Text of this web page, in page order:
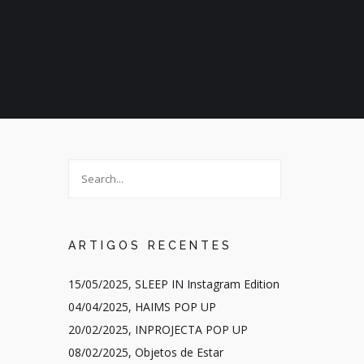
ARTIGOS RECENTES
15/05/2025, SLEEP IN Instagram Edition
04/04/2025, HAIMS POP UP
20/02/2025, INPROJECTA POP UP
08/02/2025, Objetos de Estar